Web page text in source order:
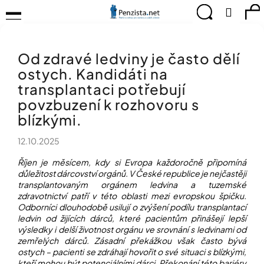
na
TIPY
PRO
PEVNÉ
ZDRAVÍ
CVIČÍME
RADOST
OBJEVUJTE
TVOŘTE
NÁMI
CHYTRÝ
PRŮVODCE
MODERNÍM
SVĚTEM
Hledat
Menu
Od zdravé ledviny je často dělí
ostych. Kandidáti na
transplantaci potřebují
povzbuzení k rozhovoru s
blízkými.
12.10.2025
Říjen je měsícem, kdy si Evropa každoročně připomíná
důležitost dárcovství orgánů. V České republice je nejčastěji
transplantovaným orgánem ledvina a tuzemské
zdravotnictví patří v této oblasti mezi evropskou špičku.
Odborníci dlouhodobě usilují o zvýšení podílu transplantací
ledvin od žijících dárců, které pacientům přinášejí lepší
výsledky i delší životnost orgánu ve srovnání s ledvinami od
zemřelých dárců. Zásadní překážkou však často bývá
ostych – pacienti se zdráhají hovořit o své situaci s blízkými,
o
C
o
p
o
e
u
e
e
n
a